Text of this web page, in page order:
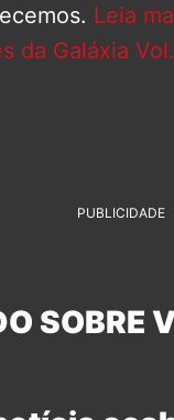
Leia
da Galáxia
PUBLICIDADE
SOBRE